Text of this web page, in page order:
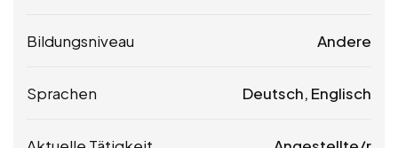
Bildungsniveau Andere
Sprachen Deutsch, Englisch